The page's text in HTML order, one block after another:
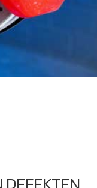
DEFEKTEN